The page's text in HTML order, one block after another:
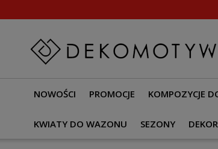
NOWOŚCI PROMOCJE KOMPOZYCJE
KWIATY DO WAZONU SEZONY